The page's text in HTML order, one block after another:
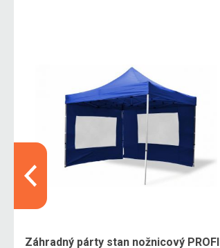
Záhradný párty stan nožnicový PROFI